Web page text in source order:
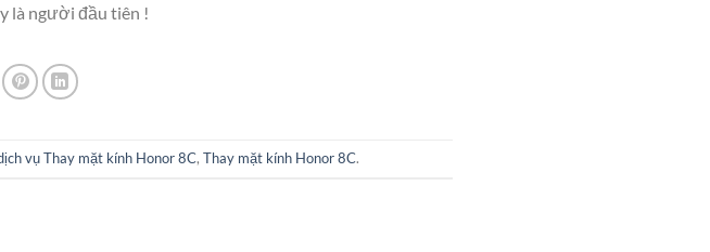
là người đầu tiên !
vụ Thay mặt kính Honor 8C, Thay mặt kính Honor 8C.